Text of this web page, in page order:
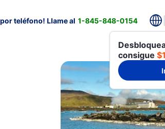
teléfono! Llame al 1-845-848-0154
consigue